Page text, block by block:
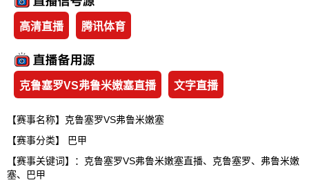
高清直播 腾讯体育
克鲁塞罗VS弗鲁米嫩塞直播 文字直播
【赛事名称】克鲁塞罗VS弗鲁米嫩塞
【赛事分类】
巴甲
【赛事关键词】：克鲁塞罗VS弗鲁米嫩塞直播、克鲁塞罗、弗鲁米嫩
塞、巴甲